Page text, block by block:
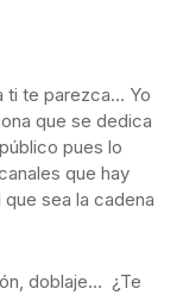
ti te parezca… Yo
que se dedica
pues lo
que hay
sea la cadena
doblaje… ¿Te